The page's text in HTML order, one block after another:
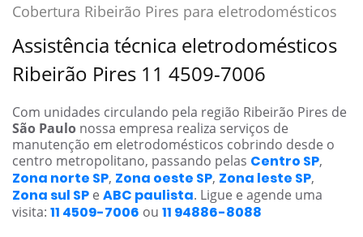
Cobertura Ribeirão Pires para eletrodomésticos
Assistência técnica eletrodomésticos
Ribeirão Pires 11 4509-7006
Com unidades circulando pela região Ribeirão Pires de
São Paulo nossa empresa realiza serviços de
manutenção em eletrodomésticos cobrindo desde o
centro metropolitano, passando pelas Centro SP,
Zona norte SP, Zona oeste SP, Zona leste SP,
Zona sul SP e ABC paulista. Ligue e agende uma
visita: 11 4509-7006 ou 11 94886-8088